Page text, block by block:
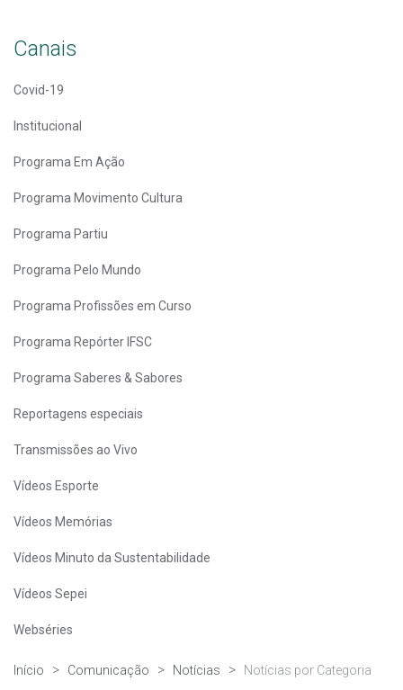
Canais
Covid-19
Institucional
Programa Em Ação
Programa Movimento Cultura
Programa Partiu
Programa Pelo Mundo
Programa Profissões em Curso
Programa Repórter IFSC
Programa Saberes & Sabores
Reportagens especiais
Transmissões ao Vivo
Vídeos Esporte
Vídeos Memórias
Vídeos Minuto da Sustentabilidade
Vídeos Sepei
Webséries
Início Comunicação Notícias Notícias por Categoria